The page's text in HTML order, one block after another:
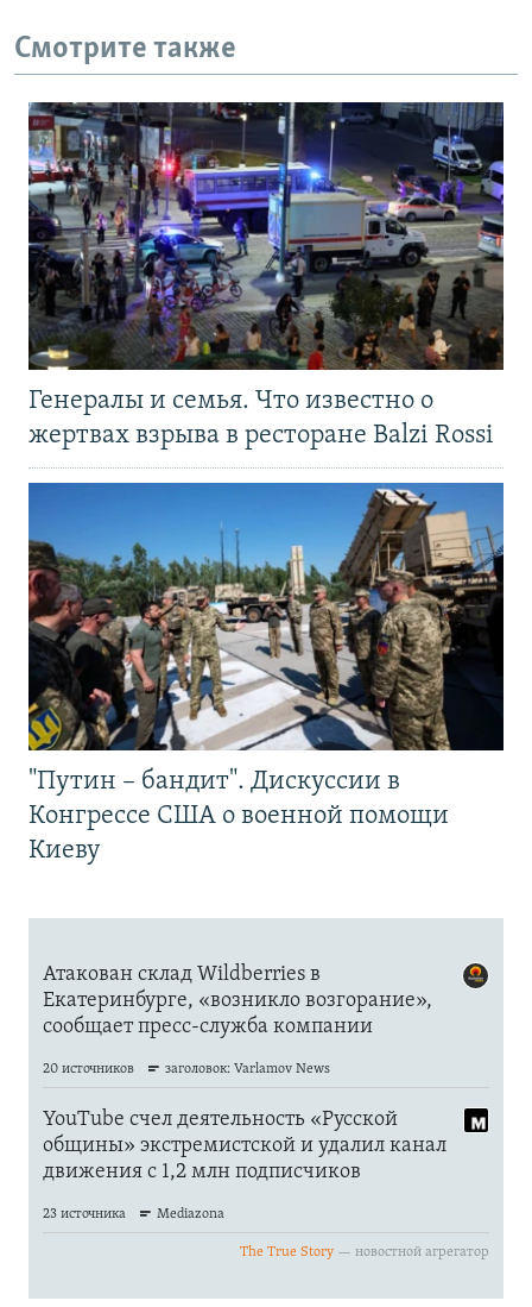
Смотрите также
Генералы и семья. Что известно о
жертвах взрыва в ресторане Balzi Rossi
"Путин – бандит". Дискуссии в
Конгрессе США о военной помощи
Киеву